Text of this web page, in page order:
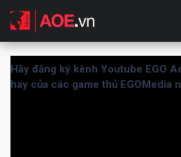
Hãy đăng ký kênh Youtube EGO
hay của các game thủ EGOMedia